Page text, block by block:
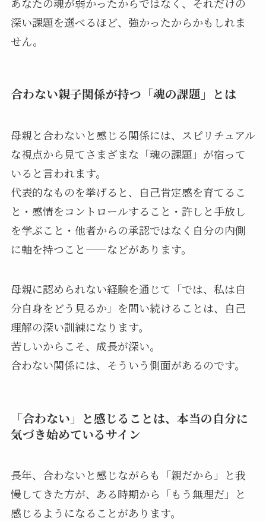
深い課題を選べるほど、強かったからかもしれま
せん。
合わない親子関係が持つ「魂の課題」とは
母親と合わないと感じる関係には、スピリチュアル
な視点から見てさまざまな「魂の課題」が宿って
いると言われます。
代表的なものを挙げると、自己肯定感を育てるこ
と・感情をコントロールすること・許しと手放し
を学ぶこと・他者からの承認ではなく自分の内側
に軸を持つこと——などがあります。
母親に認められない経験を通じて「では、私は自
分自身をどう見るか」を問い続けることは、自己
理解の深い訓練になります。
苦しいからこそ、成長が深い。
合わない関係には、そういう側面があるのです。
「合わない」と感じることは、本当の自分に
気づき始めているサイン
長年、合わないと感じながらも「親だから」と我
慢してきた方が、ある時期から「もう無理だ」と
感じるようになることがあります。